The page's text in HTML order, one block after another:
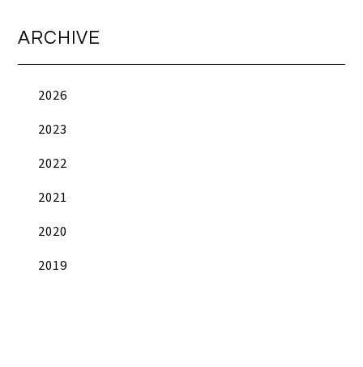
ARCHIVE
2026
2023
2022
2021
2020
2019